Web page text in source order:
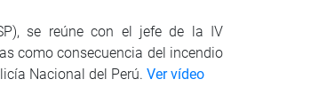
se reúne con el jefe de la IV
como consecuencia del incendio
Nacional del Perú. Ver vídeo